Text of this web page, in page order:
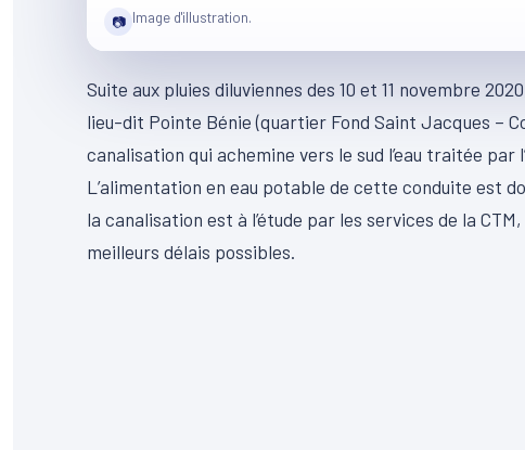
📷 Image d'illustration.
Suite aux pluies diluviennes des 10 et 11 novembre
lieu-dit Pointe Bénie (quartier Fond Saint Jacques –
canalisation qui achemine vers le sud l’eau traitée par
L’alimentation en eau potable de cette conduite est
la canalisation est à l’étude par les services de la
meilleurs délais possibles.